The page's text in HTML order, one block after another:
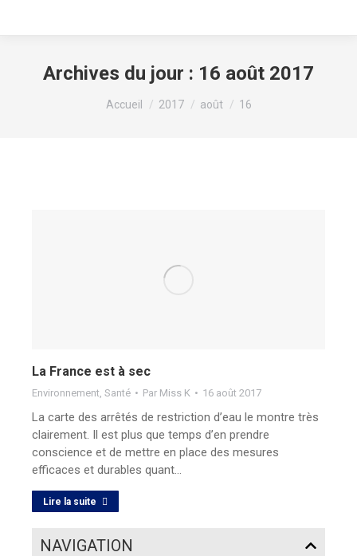
Archives du jour : 16 août 2017
Vous êtes ici :
Accueil 2017 août 16
La France est à sec
Environnement Santé Par Miss K 16 août 2017
La carte des arrêtés de restriction d’eau le montre très
clairement. Il est plus que temps d’en prendre
conscience et de mettre en place des mesures
efficaces et durables quant…
Lire la suite
NAVIGATION